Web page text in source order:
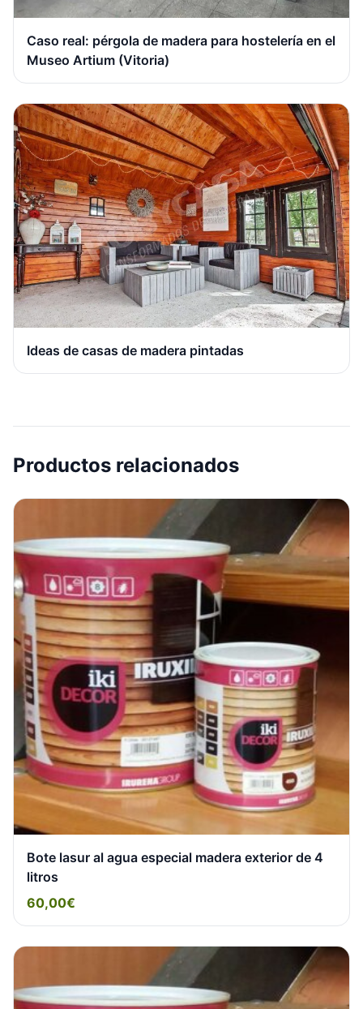
Caso real: pérgola de madera para hostelería en el
Museo Artium (Vitoria)
Ideas de casas de madera pintadas
Productos relacionados
Bote lasur al agua especial madera exterior de 4
litros
60,00€